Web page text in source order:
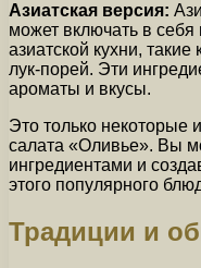
Азиатская версия:
может включать в
азиатской кухни,
лук-порей. Эти
ароматы и вкусы.
Это только некоторые
салата «Оливье». Вы
ингредиентами и
этого популярного
Традиции и